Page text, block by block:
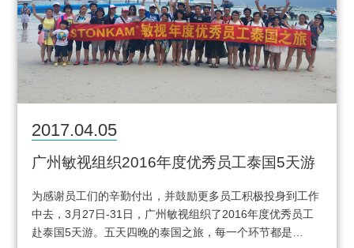
2017.04.05
广州敏视组织2016年度优秀员工泰国5天游
为感谢员工们的辛勤付出，并鼓励更多员工积极投身到工作
中去，3月27日-31日，广州敏视组织了2016年度优秀员工
赴泰国5天游。五天四晚的泰国之旅，每一个环节都是…